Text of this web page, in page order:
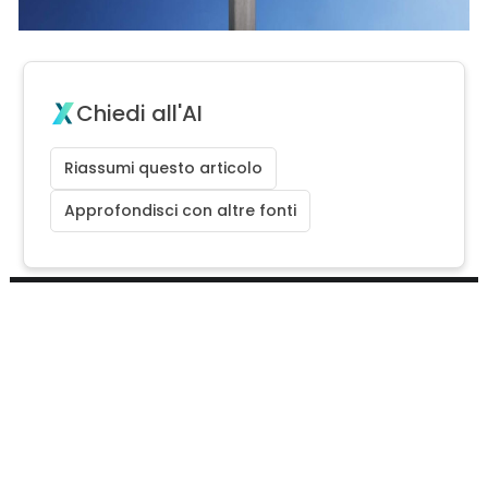
Chiedi all'AI
Riassumi questo articolo
Approfondisci con altre fonti